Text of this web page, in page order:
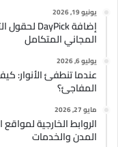
يونيو 19, 2026
المجاني المتكامل
يوليو 6, 2026
المفاجئ؟
مايو 27, 2026
الروابط الخارجية
المدن والخدمات